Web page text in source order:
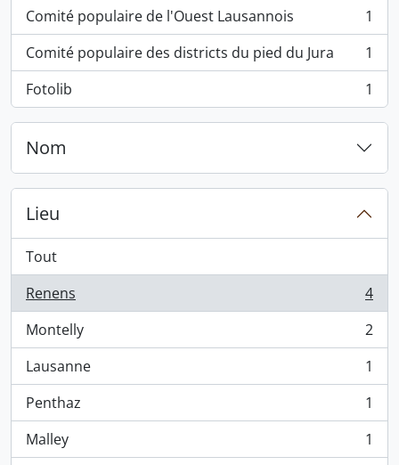
Comité populaire de l'Ouest Lausannois
, 1 résultats
1
Comité populaire des districts du pied du Jura
, 1 résultats
1
Fotolib
, 1 résultats 1
Nom
Lieu
Tout
Renens
, 4 résultats
4
Montelly
, 2 résultats
2
Lausanne
, 1 résultats
1
Penthaz
, 1 résultats
1
Malley
, 1 résultats
1